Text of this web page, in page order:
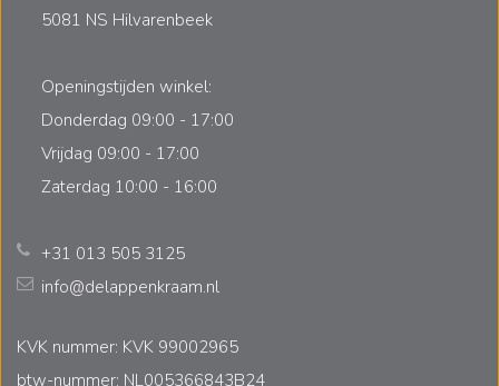
5081 NS Hilvarenbeek
Openingstijden winkel:
Donderdag 09:00 - 17:00
Vrijdag 09:00 - 17:00
Zaterdag 10:00 - 16:00
+31 013 505 3125
info@delappenkraam.nl
KVK nummer: KVK 99002965
btw-nummer: NL005366843B24